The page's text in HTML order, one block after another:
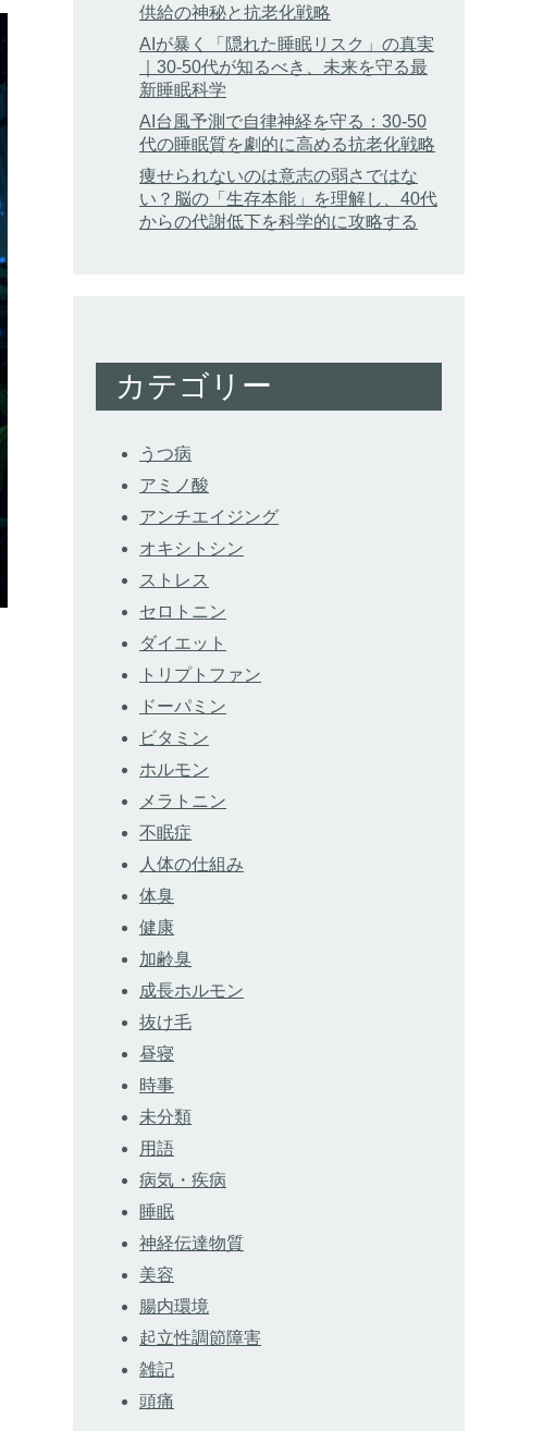
供給の神秘と抗老化戦略
AIが暴く「隠れた睡眠リスク」の真実
｜30-50代が知るべき、未来を守る最
新睡眠科学
AI台風予測で自律神経を守る：30-50
代の睡眠質を劇的に高める抗老化戦略
痩せられないのは意志の弱さではな
い？脳の「生存本能」を理解し、40代
からの代謝低下を科学的に攻略する
カテゴリー
うつ病
アミノ酸
アンチエイジング
オキシトシン
ストレス
セロトニン
ダイエット
トリプトファン
ドーパミン
ビタミン
ホルモン
メラトニン
不眠症
人体の仕組み
体臭
健康
加齢臭
成長ホルモン
抜け毛
昼寝
時事
未分類
用語
病気・疾病
睡眠
神経伝達物質
美容
腸内環境
起立性調節障害
雑記
頭痛